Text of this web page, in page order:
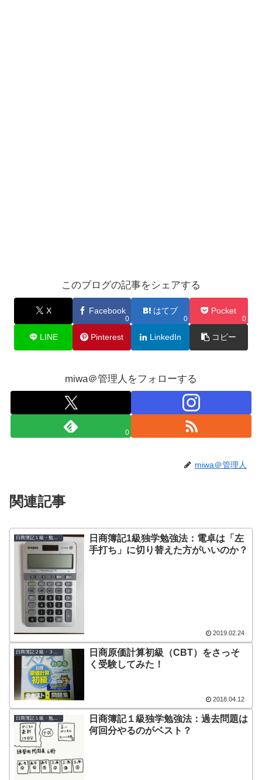
このブログの記事をシェアする
X Facebook
0
はてブ
0
Pocket
0
LINE Pinterest LinkedIn コピー
miwa＠管理人をフォローする
0
miwa＠管理人
関連記事
日商簿記１級・勉強法
日商簿記1級独学勉強法：電卓は「左
手打ち」に切り替えた方がいいのか？
2019.02.24
日商原価計算初級（CBT）をさっそ
く受験してみた！
2018.04.12
日商簿記１級・勉強法
日商簿記１級独学勉強法：過去問題は
何回分やるのがベスト？